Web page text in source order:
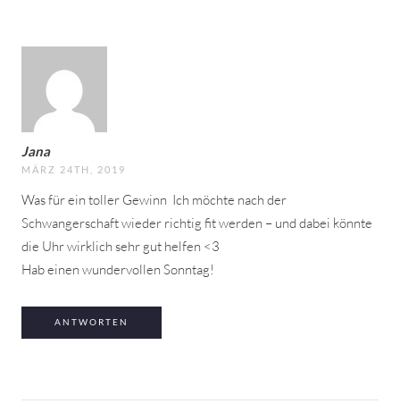
Jana
MÄRZ 24TH, 2019
Was für ein toller Gewinn Ich möchte nach der
Schwangerschaft wieder richtig fit werden – und dabei könnte
die Uhr wirklich sehr gut helfen <3
Hab einen wundervollen Sonntag!
ANTWORTEN